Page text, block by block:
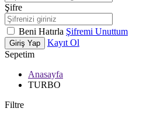
Şifre
Beni Hatırla Şifremi Unuttum
Giriş Yap
Kayıt Ol
Sepetim
Anasayfa
TURBO
Filtre